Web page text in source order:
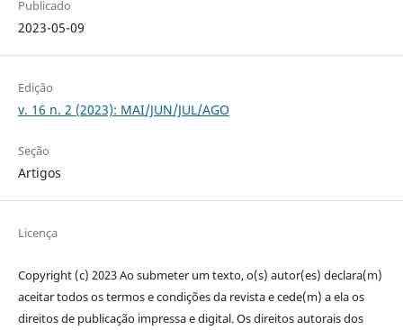
Publicado
2023-05-09
Edição
v. 16 n. 2 (2023): MAI/JUN/JUL/AGO
Seção
Artigos
Licença
Copyright (c) 2023 Ao submeter um texto, o(s) autor(es) declara(m)
aceitar todos os termos e condições da revista e cede(m) a ela os
direitos de publicação impressa e digital. Os direitos autorais dos